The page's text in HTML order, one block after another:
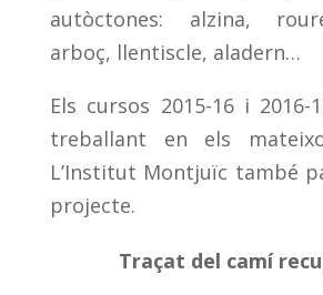
autòctones: alzina,
arboç, llentiscle, aladern…
Els cursos 2015-16 i 2016-
treballant en els
L’Institut Montjuïc també
projecte.
Traçat del camí